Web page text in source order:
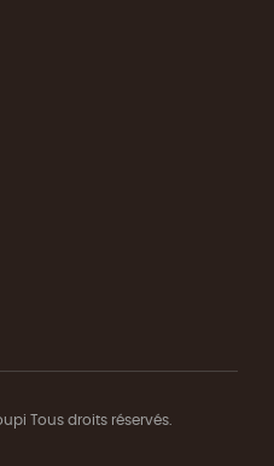
Tous droits réservés.